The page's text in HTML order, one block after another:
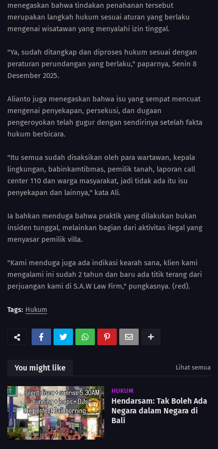
menegaskan bahwa tindakan penahanan tersebut
merupakan langkah hukum sesuai aturan yang berlaku
mengenai wisatawan yang menyalahi izin tinggal.
"Ya, sudah ditangkap dan diproses hukum sesuai dengan
peraturan perundangan yang berlaku," paparnya, Senin 8
Desember 2025.
Alianto juga menegaskan bahwa isu yang sempat mencuat
mengenai penyekapan, persekusi, dan dugaan
pengeroyokan telah gugur dengan sendirinya setelah fakta
hukum berbicara.
"Itu semua sudah disaksikan oleh para wartawan, kepala
lingkungan, babinkamtibmas, pemilik tanah, laporan call
center 110 dan warga masyarakat, jadi tidak ada itu isu
penyekapan dan lainnya," kata Ali.
Ia bahkan menduga bahwa praktik yang dilakukan bukan
insiden tunggal, melainkan bagian dari aktivitas ilegal yang
menyasar pemilik villa.
"Kami menduga juga ada indikasi kearah sana, klien kami
mengalami ini sudah 2 tahun dan baru ada titik terang dari
perjuangan kami di S.A.W Law Firm," pungkasnya. (red).
Tags: Hukum
You might like Lihat semua
HUKUM
Hendarsam: Tak Boleh Ada
Negara dalam Negara di
Bali